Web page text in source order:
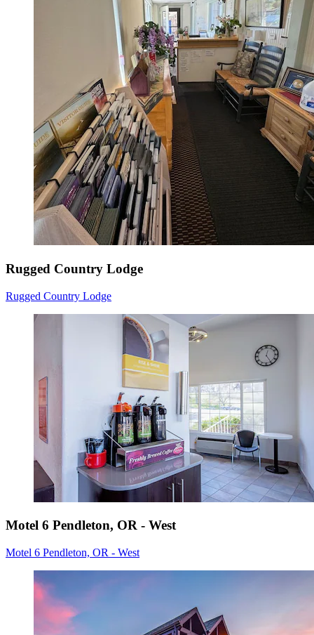
Rugged Country Lodge
Rugged Country Lodge
Motel 6 Pendleton, OR - West
Motel 6 Pendleton, OR - West